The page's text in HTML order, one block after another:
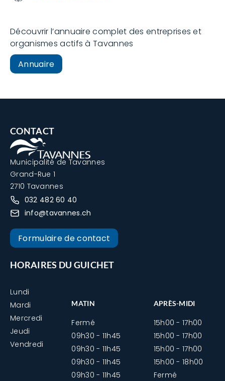
Découvrir l’annuaire complet des entreprises et
organismes actifs à Tavannes
Annuaire
CONTACT
Municipalité de Tavannes
Grand-Rue 1
2710 Tavannes
032 482 60 40
info@tavannes.ch
Formulaire de contact
HORAIRES DU GUICHET
Lundi
Mardi
Mercredi
Jeudi
Vendredi
MATIN
Fermé
09h30 - 11h45
09h30 - 11h45
09h30 - 11h45
09h30 - 11h45
APRÈS-MIDI
15h00 - 17h00
15h00 - 17h00
15h00 - 17h00
15h00 - 18h00
Fermé